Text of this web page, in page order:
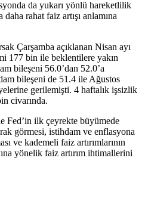
da yukarı yönlü hareketlilik
rahat faiz artışı anlamına
Çarşamba açıklanan Nisan ayı
177 bin ile beklentilere yakın
bileşeni 56.0’dan 52.0’a
bileşeni de 51.4 ile Ağustos
gerilemişti. 4 haftalık işsizlik
civarında.
Fed’in ilk çeyrekte büyümede
görmesi, istihdam ve enflasyona
ve kademeli faiz artırımlarının
yönelik faiz artırım ihtimallerini